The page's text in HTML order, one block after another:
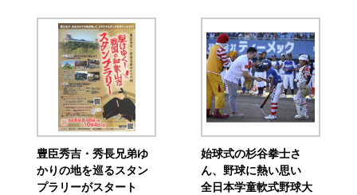
豊臣秀吉・秀長兄弟ゆ
かりの地を巡るスタン
プラリーがスタート
始球式の杉谷拳士さ
ん、野球に熱い思い
全日本学童軟式野球大